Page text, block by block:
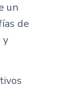
un
de
y